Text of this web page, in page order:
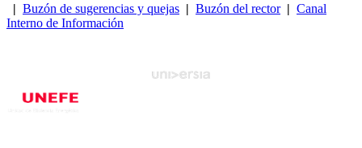
| Buzón de sugerencias y quejas | Buzón del rector| Canal
Interno de Información